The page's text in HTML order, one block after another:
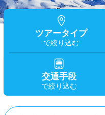
ツアータイプ
で絞り込む
交通手段
で絞り込む